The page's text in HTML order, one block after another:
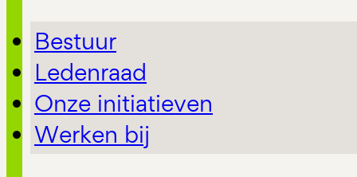
Bestuur
Ledenraad
Onze initiatieven
Werken bij